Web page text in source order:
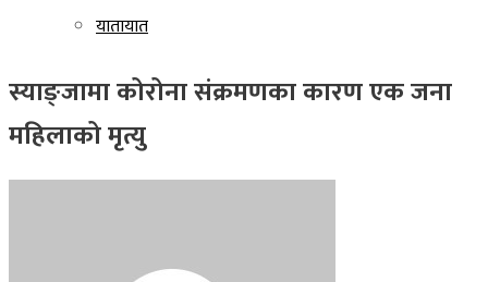
यातायात
स्याङ्जामा कोरोना संक्रमणका कारण एक जना
महिलाको मृत्यु